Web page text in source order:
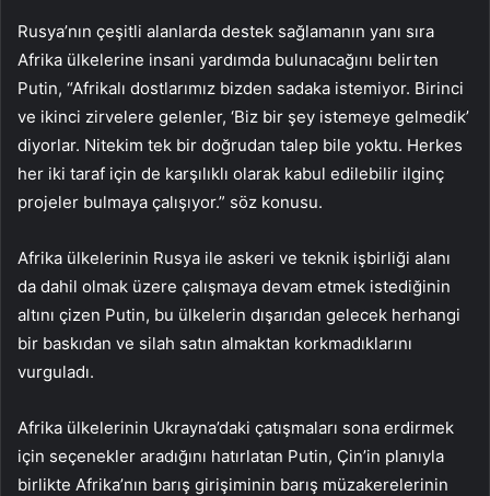
Rusya’nın çeşitli alanlarda destek sağlamanın yanı sıra
Afrika ülkelerine insani yardımda bulunacağını belirten
Putin, “Afrikalı dostlarımız bizden sadaka istemiyor. Birinci
ve ikinci zirvelere gelenler, ‘Biz bir şey istemeye gelmedik’
diyorlar. Nitekim tek bir doğrudan talep bile yoktu. Herkes
her iki taraf için de karşılıklı olarak kabul edilebilir ilginç
projeler bulmaya çalışıyor.” söz konusu.
Afrika ülkelerinin Rusya ile askeri ve teknik işbirliği alanı
da dahil olmak üzere çalışmaya devam etmek istediğinin
altını çizen Putin, bu ülkelerin dışarıdan gelecek herhangi
bir baskıdan ve silah satın almaktan korkmadıklarını
vurguladı.
Afrika ülkelerinin Ukrayna’daki çatışmaları sona erdirmek
için seçenekler aradığını hatırlatan Putin, Çin’in planıyla
birlikte Afrika’nın barış girişiminin barış müzakerelerinin